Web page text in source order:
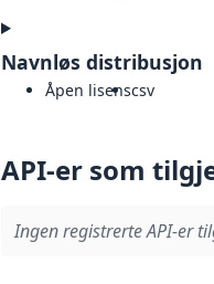
Navnløs distribusjon
Åpen lisenscsv
API-er som
Ingen registrerte API-er